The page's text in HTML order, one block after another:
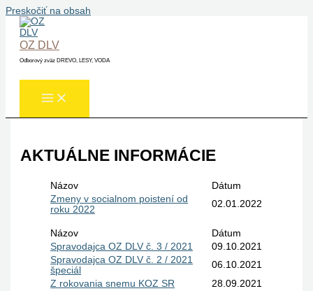
Preskočiť na obsah
OZ DLV
Odborový zväz DREVO, LESY, VODA
AKTUÁLNE INFORMÁCIE
Názov
Dátum
Zmeny v socialnom poistení od
roku 2022
02.01.2022
Názov
Dátum
Spravodajca OZ DLV č. 3 / 2021
09.10.2021
Spravodajca OZ DLV č. 2 / 2021
špeciál
06.10.2021
Z rokovania snemu KOZ SR
28.09.2021